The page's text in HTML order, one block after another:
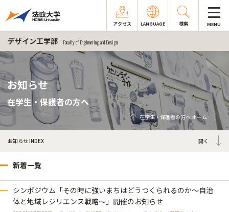
アクセス LANGUAGE 検索 MENU
デザイン工学部 Faculty of Engineering and Design
お知らせ
在学生・保護者の方へ
在学生・保護者の方へ ホーム
お知らせ INDEX
新着一覧
シンポジウム「その時に強いまちはどうつくられるのか～自治
体と地域レジリエンス戦略～」開催のお知らせ